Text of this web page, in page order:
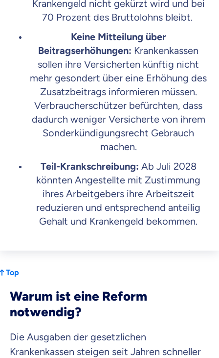
Krankengeld nicht gekürzt wird und bei
70 Prozent des Bruttolohns bleibt.
Keine Mitteilung über
Beitragserhöhungen: Krankenkassen
sollen ihre Versicherten künftig nicht
mehr gesondert über eine Erhöhung des
Zusatzbeitrags informieren müssen.
Verbraucherschützer befürchten, dass
dadurch weniger Versicherte von ihrem
Sonderkündigungsrecht Gebrauch
machen.
Teil-Krankschreibung: Ab Juli 2028
könnten Angestellte mit Zustimmung
ihres Arbeitgebers ihre Arbeitszeit
reduzieren und entsprechend anteilig
Gehalt und Krankengeld bekommen.
Top
Warum ist eine Reform
notwendig?
Die Ausgaben der gesetzlichen
Krankenkassen steigen seit Jahren schneller